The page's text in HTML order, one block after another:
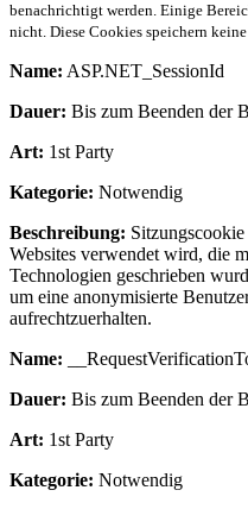
benachrichtigt werden. Einige
nicht. Diese Cookies speichern
Name: ASP.NET_SessionId
Dauer: Bis zum Beenden der
Art: 1st Party
Kategorie: Notwendig
Beschreibung:
Websites verwendet wird, die
Technologien geschrieben
um eine anonymisierte
aufrechtzuerhalten.
Name:
Dauer: Bis zum Beenden der
Art: 1st Party
Kategorie: Notwendig